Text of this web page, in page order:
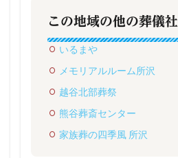
この地域の他の葬儀社
いるまや
メモリアルルーム所沢
越谷北部葬祭
熊谷葬斎センター
家族葬の四季風 所沢